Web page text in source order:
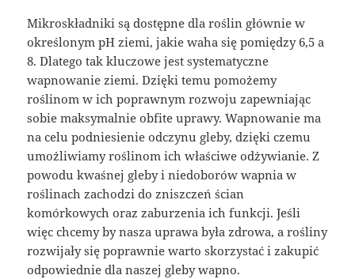
Mikroskładniki są dostępne dla roślin głównie w
określonym pH ziemi, jakie waha się pomiędzy 6,5 a
8. Dlatego tak kluczowe jest systematyczne
wapnowanie ziemi. Dzięki temu pomożemy
roślinom w ich poprawnym rozwoju zapewniając
sobie maksymalnie obfite uprawy. Wapnowanie ma
na celu podniesienie odczynu gleby, dzięki czemu
umożliwiamy roślinom ich właściwe odżywianie. Z
powodu kwaśnej gleby i niedoborów wapnia w
roślinach zachodzi do zniszczeń ścian
komórkowych oraz zaburzenia ich funkcji. Jeśli
więc chcemy by nasza uprawa była zdrowa, a rośliny
rozwijały się poprawnie warto skorzystać i zakupić
odpowiednie dla naszej gleby wapno.